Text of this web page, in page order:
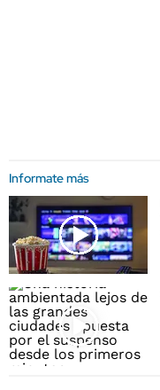
Informate más